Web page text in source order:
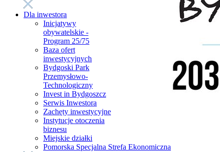
Dla inwestora
Inicjatywy
obywatelskie -
Program 25/75
Baza ofert
inwestycyjnych
Bydgoski Park
Przemysłowo-
Technologiczny
Invest in Bydgoszcz
Serwis Inwestora
Zachęty inwestycyjne
Instytucje otoczenia
biznesu
Miejskie działki
Pomorska Specjalna Strefa Ekonomiczna